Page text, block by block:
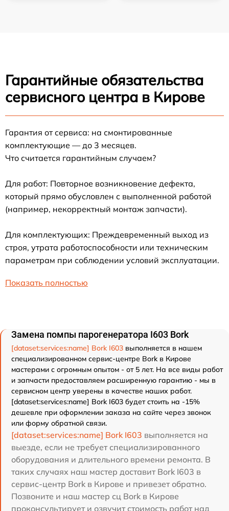
Гарантийные обязательства
сервисного центра в Кирове
Гарантия от сервиса: на смонтированные
комплектующие — до 3 месяцев.
Что считается гарантийным случаем?
Для работ: Повторное возникновение дефекта,
который прямо обусловлен с выполненной работой
(например, некорректный монтаж запчасти).
Для комплектующих: Преждевременный выход из
строя, утрата работоспособности или техническим
параметрам при соблюдении условий эксплуатации.
Показать полностью
Замена помпы парогенератора I603 Bork
[dataset:services:name] Bork I603 выполняется в нашем
специализированном сервис-центре Bork в Кирове
мастерами с огромным опытом - от 5 лет. На все виды работ
и запчасти предоставляем расширенную гарантию - мы в
сервисном центр уверены в качестве наших работ.
[dataset:services:name] Bork I603 будет стоить на -15%
дешевле при оформлении заказа на сайте через звонок
или форму обратной связи.
[dataset:services:name] Bork I603 выполняется на
выезде, если не требует специализированного
оборудования и длительного времени ремонта. В
таких случаях наш мастер доставит Bork I603 в
сервис-центр Bork в Кирове и привезет обратно.
Позвоните и наш мастер сц Bork в Кирове
проконсультирует и озвучит стоимость работ над